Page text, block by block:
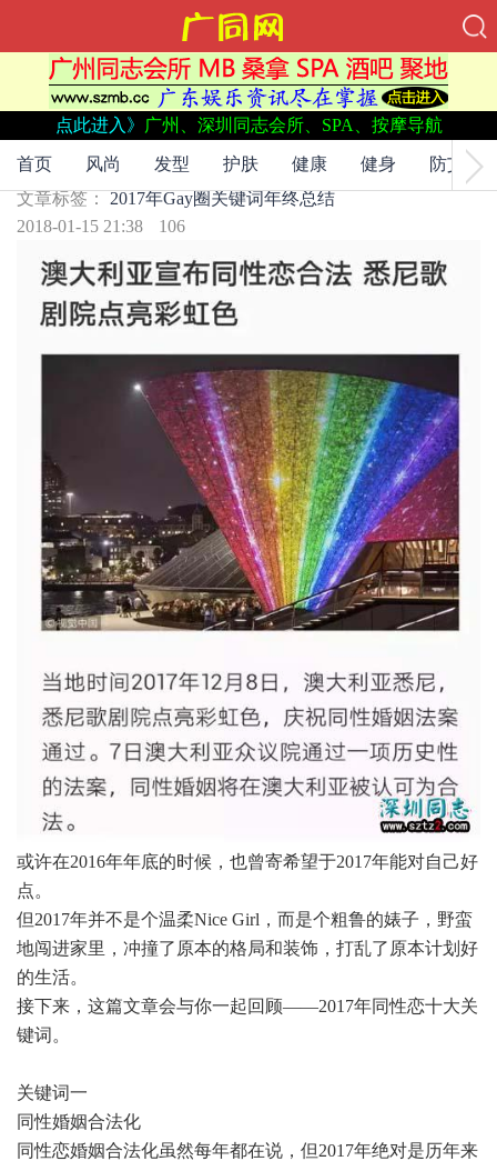
点此进入》 广州、深圳同志会所、SPA、按摩导航
首页 风尚 发型 护肤 健康 健身 防艾
文章标签：2017年Gay圈关键词年终总结
年终总结，2017年Gay圈五大关键词
文章标签： 2017年Gay圈关键词年终总结
2018-01-15 21:38
106
或许在2016年年底的时候，也曾寄希望于2017年能对自己好
点。
但2017年并不是个温柔Nice Girl，而是个粗鲁的婊子，野蛮
地闯进家里，冲撞了原本的格局和装饰，打乱了原本计划好
的生活。
接下来，这篇文章会与你一起回顾——2017年同性恋十大关
键词。
关键词一
同性婚姻合法化
同性恋婚姻合法化虽然每年都在说，但2017年绝对是历年来